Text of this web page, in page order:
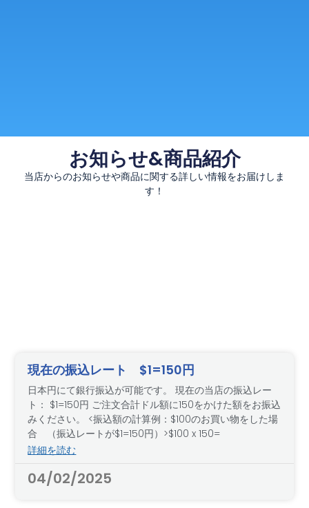
お知らせ&商品紹介
当店からのお知らせや商品に関する詳しい情報をお届けしま
す！
現在の振込レート $1=150円
日本円にて銀行振込が可能です。 現在の当店の振込レー
ト： $1=150円 ご注文合計ドル額に150をかけた額をお振込
みください。 <振込額の計算例：$100のお買い物をした場
合 （振込レートが$1=150円）>$100 x 150=
詳細を読む
04/02/2025